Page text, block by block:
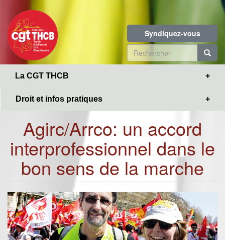
contenu
principal
Syndiquez-vous
Formulaire
de
La CGT THCB
Droit et infos pratiques
Agirc/Arrco: un accord
interprofessionnel dans le
bon sens de la marche